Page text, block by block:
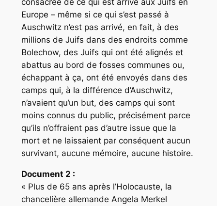
Europe – même si ce qui s’est passé à
Auschwitz n’est pas arrivé, en fait, à des
millions de Juifs dans des endroits comme
Bolechow, des Juifs qui ont été alignés et
abattus au bord de fosses communes ou,
échappant à ça, ont été envoyés dans des
camps qui, à la différence d’Auschwitz,
n’avaient qu’un but, des camps qui sont
moins connus du public, précisément parce
qu’ils n’offraient pas d’autre issue que la
mort et ne laissaient par conséquent aucun
survivant, aucune mémoire, aucune histoire.
Document 2 :
« Plus de 65 ans après l’Holocauste, la
chancelière allemande Angela Merkel